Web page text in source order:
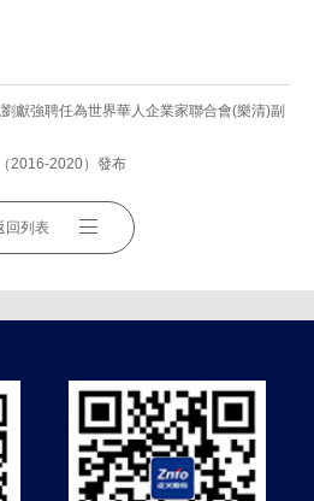
獻強聘任為世界華人企業家聯合會(樂清)副
2016-2020）發布
回列表